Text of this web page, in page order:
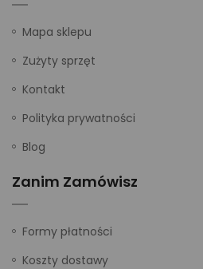
Mapa sklepu
Zużyty sprzęt
Kontakt
Polityka prywatności
Blog
Zanim Zamówisz
Formy płatności
Koszty dostawy